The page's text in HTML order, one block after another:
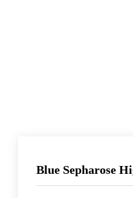
Blue Sepharose